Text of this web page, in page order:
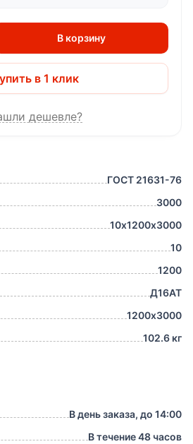
ГОСТ 21631-76
3000
10х1200х3000
10
1200
Д16АТ
1200х3000
102.6 кг
В день заказа, до 14:00
В течение 48 часов
В корзину
в 1 клик
дешевле?